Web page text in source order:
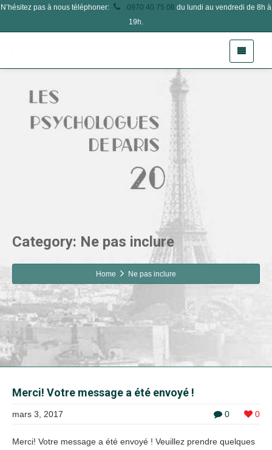
N’hésitez pas à nous téléphoner: 0970 40 75 06 du lundi au vendredi de 8h à
19h.
Category: Ne pas inclure
Home Ne pas inclure
Merci! Votre message a été envoyé !
0 0
mars 3, 2017
Merci! Votre message a été envoyé ! Veuillez prendre quelques